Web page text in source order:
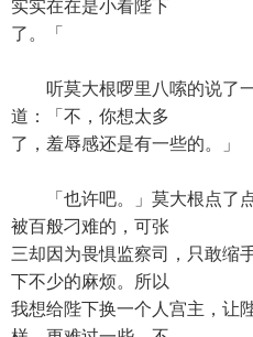
实实在在是小看陛下
了。「
听莫大根啰里八嗦的说了一
道：「不，你想太多
了，羞辱感还是有一些的。」
「也许吧。」莫大根点了点
被百般刁难的，可张
三却因为畏惧监察司，只敢缩
下不少的麻烦。所以
我想给陛下换一个人宫主，让